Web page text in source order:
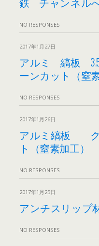
NO RESPONSES
2017年1月27日
アルミ 縞板
ーンカット（窒
NO RESPONSES
2017年1月26日
アルミ縞板 ク
ト（窒素加工）
NO RESPONSES
2017年1月25日
アンチスリップ
NO RESPONSES